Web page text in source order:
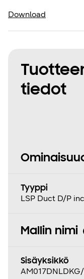
Download
tiedot
Tyyppi
LSP Duct D/P
Mallin nimi
Sisäyksikkö